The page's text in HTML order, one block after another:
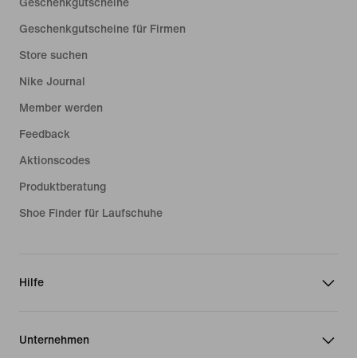
Geschenkgutscheine für Firmen
Store suchen
Nike Journal
Member werden
Feedback
Aktionscodes
Produktberatung
Shoe Finder für Laufschuhe
Hilfe
Unternehmen